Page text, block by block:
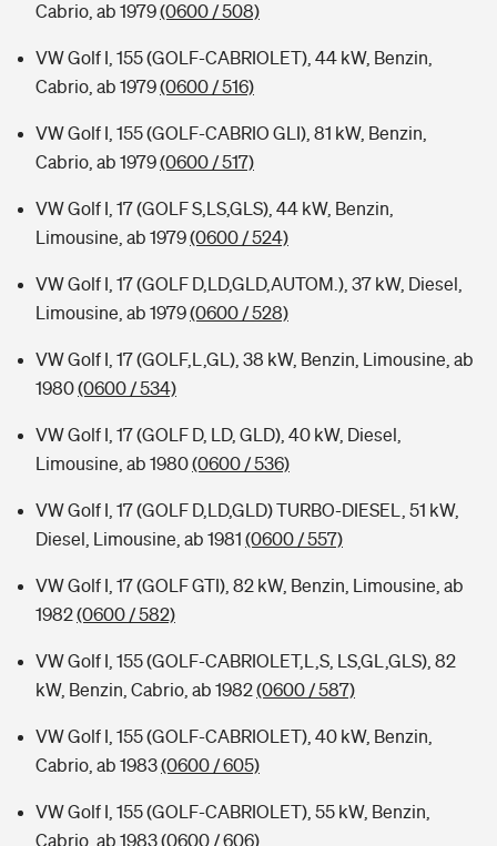
Cabrio, ab 1979(0600 / 508)
VW Golf I, 155 (GOLF-CABRIOLET), 44 kW, Benzin,
Cabrio, ab 1979(0600 / 516)
VW Golf I, 155 (GOLF-CABRIO GLI), 81 kW, Benzin,
Cabrio, ab 1979(0600 / 517)
VW Golf I, 17 (GOLF S,LS,GLS), 44 kW, Benzin,
Limousine, ab 1979(0600 / 524)
VW Golf I, 17 (GOLF D,LD,GLD,AUTOM.), 37 kW, Diesel,
Limousine, ab 1979(0600 / 528)
VW Golf I, 17 (GOLF,L,GL), 38 kW, Benzin, Limousine, ab
1980(0600 / 534)
VW Golf I, 17 (GOLF D, LD, GLD), 40 kW, Diesel,
Limousine, ab 1980(0600 / 536)
VW Golf I, 17 (GOLF D,LD,GLD) TURBO-DIESEL, 51 kW,
Diesel, Limousine, ab 1981 (0600 / 557)
VW Golf I, 17 (GOLF GTI), 82 kW, Benzin, Limousine, ab
1982(0600 / 582)
VW Golf I, 155 (GOLF-CABRIOLET,L,S, LS,GL,GLS), 82
kW, Benzin, Cabrio, ab 1982(0600 / 587)
VW Golf I, 155 (GOLF-CABRIOLET), 40 kW, Benzin,
Cabrio, ab 1983(0600 / 605)
VW Golf I, 155 (GOLF-CABRIOLET), 55 kW, Benzin,
Cabrio, ab 1983(0600 / 606)